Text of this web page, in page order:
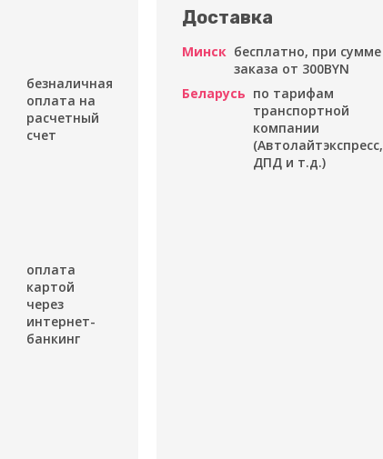
безналичная
оплата на
расчетный
счет
оплата
картой
через
интернет-
банкинг
Доставка
Минск бесплатно, при сумме
заказа от 300BYN
Беларусь по тарифам
транспортной
компании
(Автолайтэкспресс,
ДПД и т.д.)